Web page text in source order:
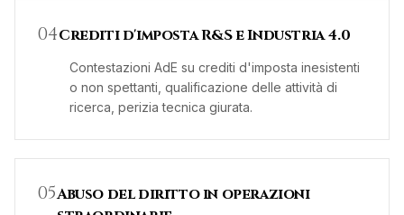
04Crediti d'imposta R&S e Industria 4.0
Contestazioni AdE su crediti d'imposta inesistenti
o non spettanti, qualificazione delle attività di
ricerca, perizia tecnica giurata.
05Abuso del diritto in operazioni